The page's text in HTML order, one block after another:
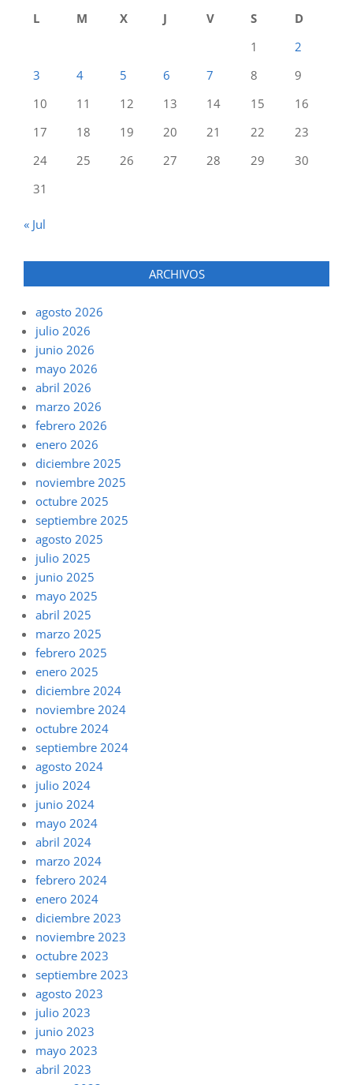
L
M X J V S
D
1
2
3
4 5 6 7 8
9
10
11 12 13 14 15
16
17
18 19 20 21 22
23
24
25 26 27 28 29
30
31
« Jul
ARCHIVOS
agosto 2026
julio 2026
junio 2026
mayo 2026
abril 2026
marzo 2026
febrero 2026
enero 2026
diciembre 2025
noviembre 2025
octubre 2025
septiembre 2025
agosto 2025
julio 2025
junio 2025
mayo 2025
abril 2025
marzo 2025
febrero 2025
enero 2025
diciembre 2024
noviembre 2024
octubre 2024
septiembre 2024
agosto 2024
julio 2024
junio 2024
mayo 2024
abril 2024
marzo 2024
febrero 2024
enero 2024
diciembre 2023
noviembre 2023
octubre 2023
septiembre 2023
agosto 2023
julio 2023
junio 2023
mayo 2023
abril 2023